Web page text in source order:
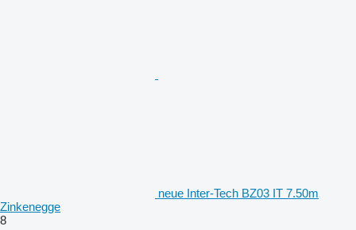
neue Inter-Tech BZ03 IT 7.50m
Zinkenegge
8